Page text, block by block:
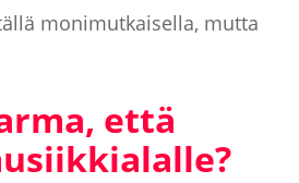
monimutkaisella, mutta
että